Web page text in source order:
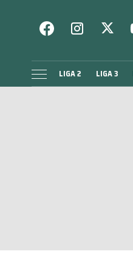
LIGA 2 LIGA 3